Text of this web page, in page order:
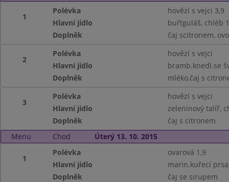
1
Polévka
hovězí s vejci 3,9
Hlavní jídlo
buřtguláš, chléb
Doplněk
čaj scitronem,
2
Polévka
hovězí s vejci
Hlavní jídlo
bramb.knedl.se
Doplněk
mléko,čaj s
3
Polévka
hovězí s vejci
Hlavní jídlo
zeleninový talíř,
Doplněk
čaj s citronem
Menu
Chod Úterý 13. 10. 2015
1
Polévka
ovarová 1,9
Hlavní jídlo
marin.kuřecí
Doplněk
čaj se sirupem